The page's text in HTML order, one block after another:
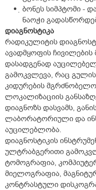
ბონეს სიმპტომი -
ნაოჭი
დიაგნოსტიკა
რადიკულიტის
ავადმყოფის ჩივილების
დასადგენად
გამოკვლევა, რაც
კიდურების
ლოკალიზაციის
დიაგნოზს დასვამს,
ლაბორატორიული და
აუცილებლობა.
დიაგნოსტიკის
ულტრაბგერითი
ტომოგრაფია,
მიელოგრაფია,
კონტრასტული